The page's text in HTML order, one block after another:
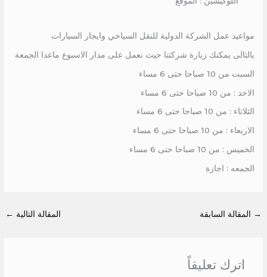
مواعيد عمل الشركة الدولية للنقل السياحي وايجار السيارات
بالتالى يمكنك زيارة شركتنا حيث نعمل على مدار الاسبوع ماعدا الجمعة
السبت من 10 صباحا حتى 6 مساء
الاحد : من 10 صباحا حتى 6 مساء
الثلاثاء : من 10 صباحا حتى 6 مساء
الاربعاء : من 10 صباحا حتى 6 مساء
الخميس : من 10 صباحا حتى 6 مساء
الجمعه : اجازة
→ المقالة السابقة المقالة التالية ←
اترك تعليقاً